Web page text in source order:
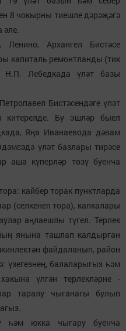
8 чокырны тиешле дәрәҗәгә
әле.
Архангел Бистәсе
капиталь ремонтланды (тик
Н.П. Лебедкада үләт базы
Бистәсендәге үләт
китерелде. Бу эшләр быел
Яңа Иванаевода дәвам
үләт базлары тирәсе
аша күперләр төзү буенча
кайбер торак пунктларда
(селкенеп тора), капкалары
аңлаешлы түгел. Терлек
янына ташлап калдырган
файдаланып, район
үзегезнең, балаларыгыз һәм
үлгән терлекләрне -
таралу чыганагы булып
һәм юкка чыгару буенча